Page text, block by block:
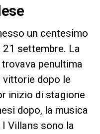
un centesimo
settembre. La
penultima
vittorie dopo le
inizio di stagione
dopo, la musica
Villans sono la